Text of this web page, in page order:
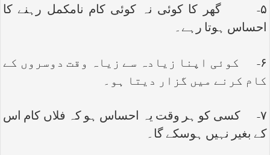
۵- گھر کا کوئی نہ کوئی کام نامکمل رہنے کا
احساس ہوتا رہے۔
۶- کوئی اپنا زیادہ سے زیاہ وقت دوسروں کے
کام کرنے میں گزار دیتا ہو۔
۷- کسی کو ہر وقت یہ احساس ہو کہ فلاں کام اس
کے بغیر نہیں ہوسکے گا۔